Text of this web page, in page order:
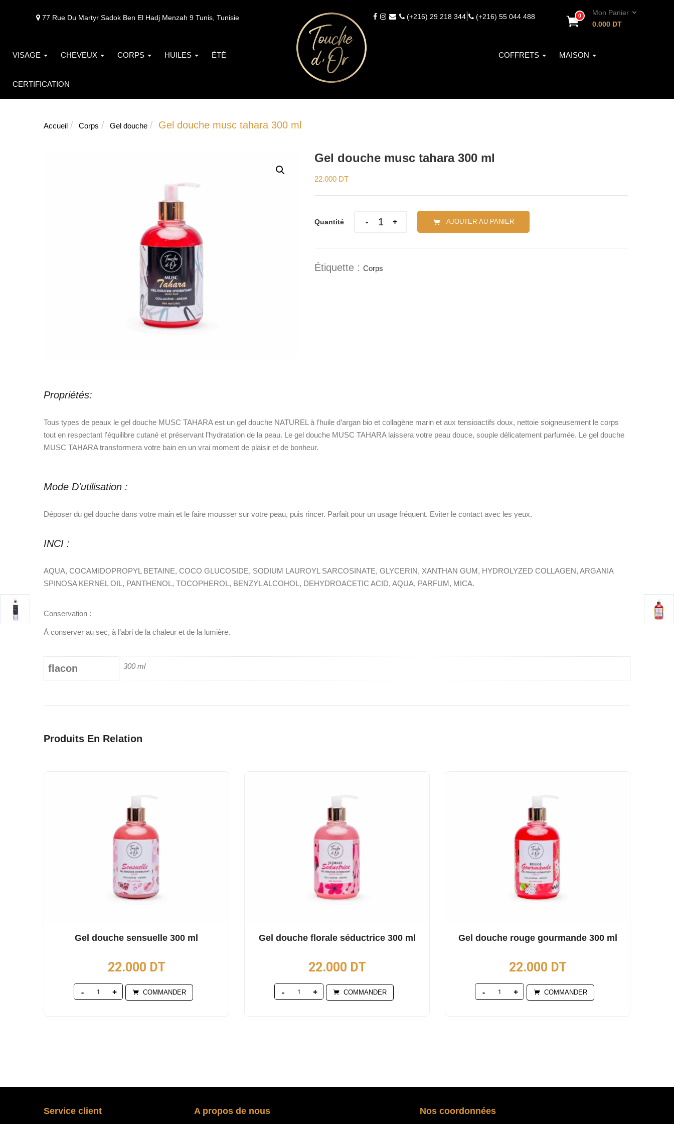
77 Rue Du Martyr Sadok Ben El Hadj Menzah 9 Tunis, Tunisie (+216) 29 218 344 (+216) 55 044 488 0
Mon Panier
0.000 DT
VISAGE CHEVEUX CORPS HUILES ÉTÉ COFFRETS MAISON
CERTIFICATION
Accueil Corps Gel douche Gel douche musc tahara 300 ml
Gel douche musc tahara 300 ml
22.000 DT
Quantité Quantity AJOUTER AU PANIER
Étiquette : Corps
Propriétés:
Tous types de peaux le gel douche MUSC TAHARA est un gel douche NATUREL à l’huile d’argan bio et collagène marin et aux tensioactifs doux, nettoie soigneusement le corps
tout en respectant l’équilibre cutané et préservant l’hydratation de la peau. Le gel douche MUSC TAHARA laissera votre peau douce, souple délicatement parfumée. Le gel douche
MUSC TAHARA transformera votre bain en un vrai moment de plaisir et de bonheur.
Mode D'utilisation :
Déposer du gel douche dans votre main et le faire mousser sur votre peau, puis rincer. Parfait pour un usage fréquent. Eviter le contact avec les yeux.
INCI :
AQUA, COCAMIDOPROPYL BETAINE, COCO GLUCOSIDE, SODIUM LAUROYL SARCOSINATE, GLYCERIN, XANTHAN GUM, HYDROLYZED COLLAGEN, ARGANIA
SPINOSA KERNEL OIL, PANTHENOL, TOCOPHEROL, BENZYL ALCOHOL, DEHYDROACETIC ACID, AQUA, PARFUM, MICA.
Conservation :
À conserver au sec, à l’abri de la chaleur et de la lumière.
flacon 300 ml
Produits En Relation
Gel douche sensuelle 300 ml
22.000 DT
Quantity COMMANDER
Gel douche florale séductrice 300 ml
22.000 DT
Quantity COMMANDER
Gel douche rouge gourmande 300 ml
22.000 DT
Quantity COMMANDER
Service client A propos de nous Nos coordonnées